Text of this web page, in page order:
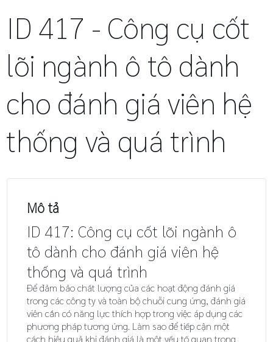
ID 417 - Công cụ cốt
lõi ngành ô tô dành
cho đánh giá viên hệ
thống và quá trình
Mô tả
ID 417: Công cụ cốt lõi ngành ô
tô dành cho đánh giá viên hệ
thống và quá trình
Để đảm bảo chất lượng của các hoạt động đánh giá
trong các công ty và toàn bộ chuỗi cung ứng, đánh giá
viên cần có năng lực thích hợp trong việc áp dụng các
phương pháp tương ứng. Làm sao để tiếp cận một
cách hiệu quả khi đánh giá là một yếu tố quan trọng